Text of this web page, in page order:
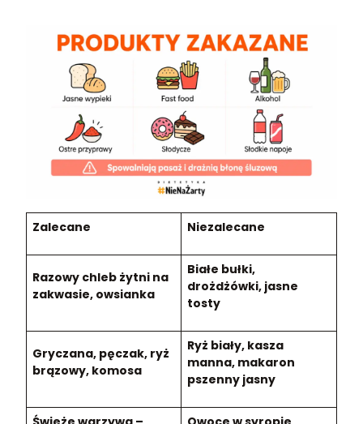
Zalecane Niezalecane
Razowy chleb żytni na
zakwasie, owsianka
Białe bułki,
drożdżówki, jasne
tosty
Gryczana, pęczak, ryż
brązowy, komosa
Ryż biały, kasza
manna, makaron
pszenny jasny